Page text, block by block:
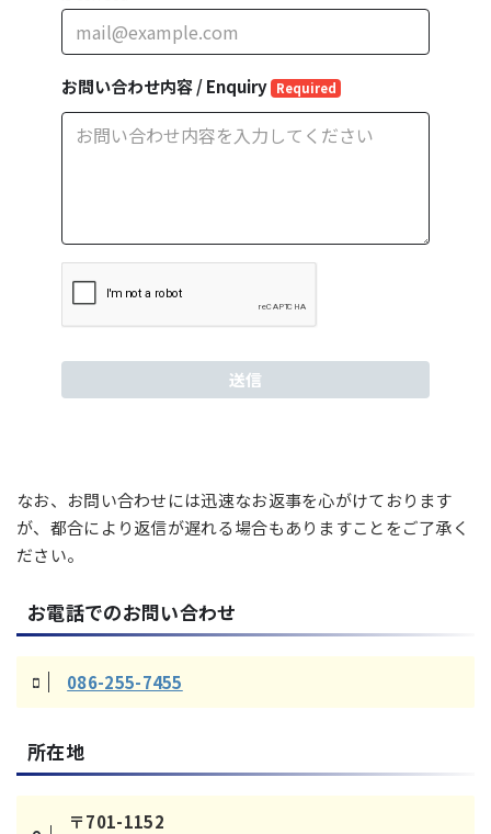
なお、お問い合わせには迅速なお返事を心がけております
が、都合により返信が遅れる場合もありますことをご了承く
ださい。
お電話でのお問い合わせ
086-255-7455
所在地
〒701-1152